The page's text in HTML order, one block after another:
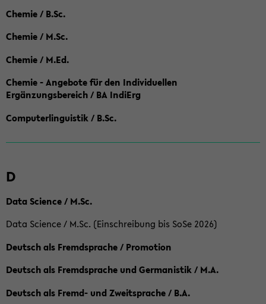
Chemie / B.Sc.
Chemie / M.Sc.
Chemie / M.Ed.
Chemie - Angebote für den Individuellen
Ergänzungsbereich / BA IndiErg
Computerlinguistik / B.Sc.
D
Data Science / M.Sc.
Data Science / M.Sc. (Einschreibung bis SoSe 2026)
Deutsch als Fremdsprache / Promotion
Deutsch als Fremdsprache und Germanistik / M.A.
Deutsch als Fremd- und Zweitsprache / B.A.